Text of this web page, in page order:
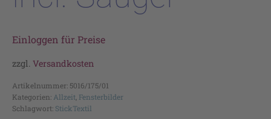
Einloggen für Preise
zzgl. Versandkosten
Artikelnummer: 5016/175/01
Kategorien: Allzeit Fensterbilder
Schlagwort: StickTextil